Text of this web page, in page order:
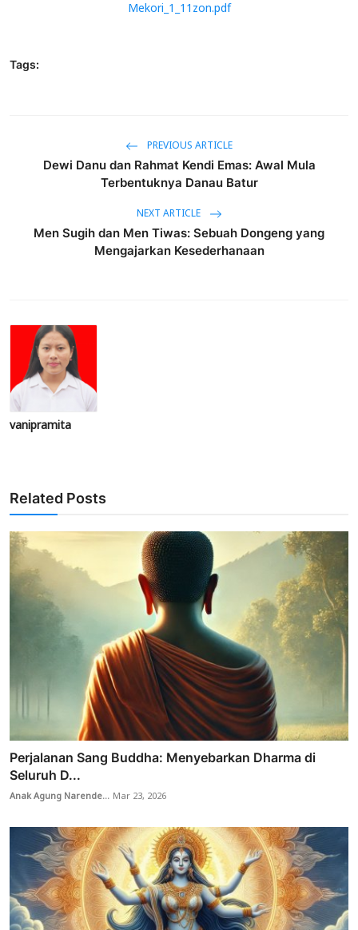
Mekori_1_11zon.pdf
Tags:
PREVIOUS ARTICLE
Dewi Danu dan Rahmat Kendi Emas: Awal Mula
Terbentuknya Danau Batur
NEXT ARTICLE
Men Sugih dan Men Tiwas: Sebuah Dongeng yang
Mengajarkan Kesederhanaan
vanipramita
Related Posts
Perjalanan Sang Buddha: Menyebarkan Dharma di
Seluruh D...
Anak Agung Narende... Mar 23, 2026